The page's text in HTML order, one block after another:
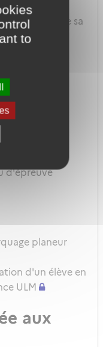
to
le
privilèges de sa
d'épreuve
d'épreuve
planeur
d'un élève en
ULM
aux